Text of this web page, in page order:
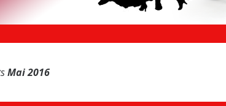
Mai 2016